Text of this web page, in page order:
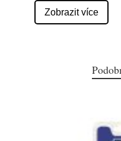
Zobrazit více